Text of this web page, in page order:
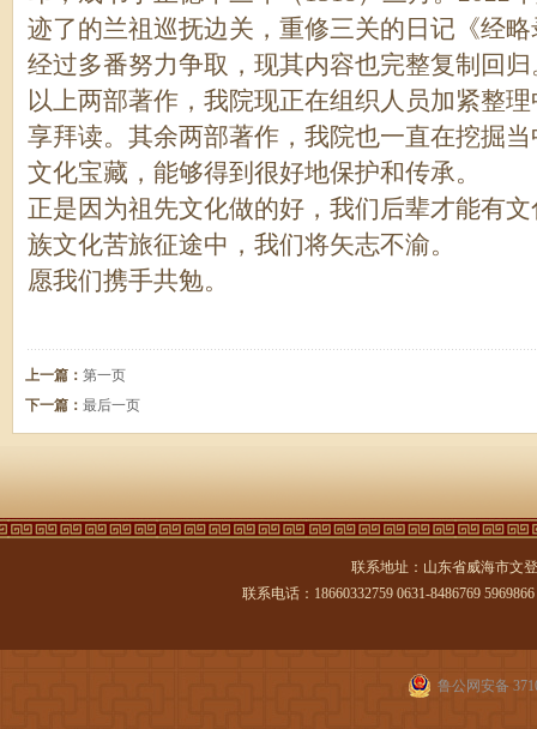
迹了的兰祖巡抚边关，重修三关的日记《经
经过多番努力争取，现其内容也完整复制回归
以上两部著作，我院现正在组织人员加紧整
享拜读。其余两部著作，我院也一直在挖掘
文化宝藏，能够得到很好地保护和传承。
正是因为祖先文化做的好，我们后辈才能有
族文化苦旅征途中，我们将矢志不渝。
愿我们携手共勉。
上一篇： 第一页
下一篇： 最后一页
联系地址：山东省威海市文
联系电话：18660332759 0631-8486769
鲁公网安备